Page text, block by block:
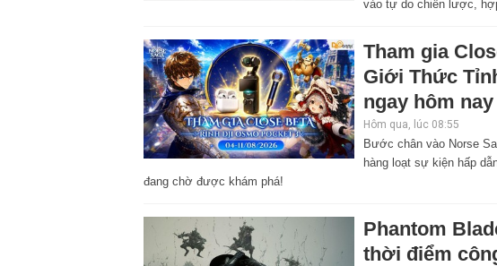
vào tự do chiến lược,
Tham gia
Giới Thức
ngay hôm nay
Hôm qua, lúc 08:55
Bước chân vào Norse
hàng loạt sự kiện hấp
đang chờ được khám phá!
Phantom
thời điểm